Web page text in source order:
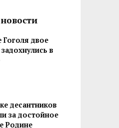
Гоголя двое
в
десантников
за достойное
Родине